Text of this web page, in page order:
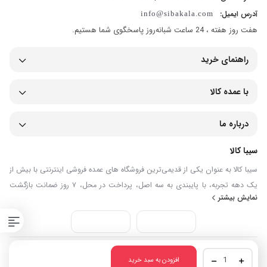
بخاری افزودن به سبد خرید
آدرس ایمیل: info@sibakala.com
هفت روز هفته ، 24 ساعت شبانه‌روز پاسخگوی شما هستیم.
راهنمای خرید
با عمده کالا
درباره ما
سیبا کالا
سیبا کالا به عنوان یکی از قدیمی‌ترین فروشگاه های عمده فروشی اینترنتی با بیش از
یک دهه تجربه، با پایبندی به سه اصل، پرداخت در محل، ۷ روز ضمانت بازگشت
کالا و تضمین اصل‌بودن کالا موفق شده تا همگام با فروشگاه‌های معتبر جهان، به
بزرگ‌ترین فروشگاه اینترنتی ایران تبدیل شود. به محض ورود به سایت سیبا کالا با
دنیایی از کالا رو به رو می‌شوید! هر آنچه که نیاز دارید و به ذهن شما خطور می‌کند
در اینجا پیدا خواهید کرد.
نمایش بیشتر
استفاده از مطالب اینترنتی سیبا کالا فقط برای مقاصد غیرتجاری و با ذکر منبع
بلامانع است. کلیه حقوق این سایت متعلق به سیبا کالا می‌باشد